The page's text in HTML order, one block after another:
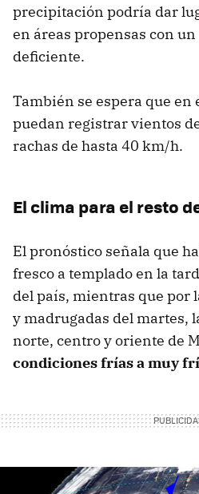
precipitación podría dar
en áreas propensas con
deficiente.
También se espera que en
puedan registrar vientos
rachas de hasta 40 km/h.
El clima para el resto
El pronóstico señala que
fresco a templado en la
del país, mientras que por
y madrugadas del martes,
norte, centro y oriente de
condiciones frías a muy